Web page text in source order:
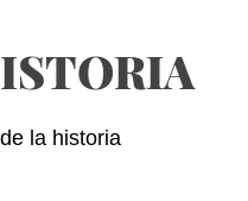
la historia